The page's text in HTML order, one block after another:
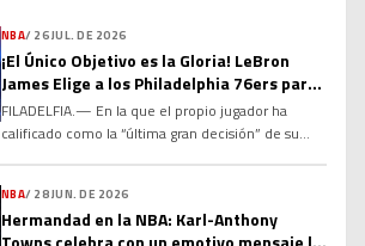
NBA/ 26 JUL. DE 2026
¡El Único Objetivo es la Gloria! LeBron
James Elige a los Philadelphia 76ers para
el Último Capítulo de su Leyenda
FILADELFIA.— En la que el propio jugador ha
calificado como la “última gran decisión” de su
baloncesto mundial al acordar un contrato por dos
temporadas y US$8 millones con los Philadelphia
NBA/ 28 JUN. DE 2026
Hermandad en la NBA: Karl-Anthony